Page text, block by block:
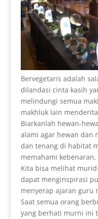
Bervegetaris adalah
dilandasi cinta kasih
melindungi semua
makhluk lain
Biarkanlah hewan-
alami agar hewan dan
dan tenang di habitat
memahami
Kita bisa melihat
dapat menginspirasi
menyerap ajaran guru
Saat semua orang
yang berhati murni ini